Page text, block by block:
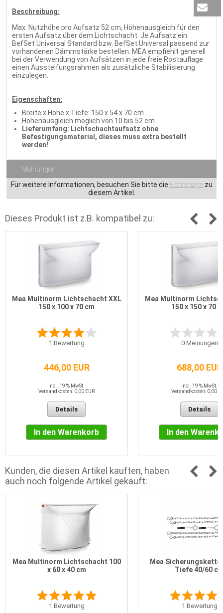
Beschreibung:
Max. Nutzhöhe pro Aufsatz 52 cm, Höhenausgleich für den
ersten Aufsatz über dem Lichtschacht. Je Aufsatz ein
BefSet Universal Standard bzw. BefSet Universal passend zur
vorhandenen Dämmstärke bestellen. MEA empfiehlt generell
bei der Verwendung von Aufsätzen in jede freie Rostauflage
einen Aussteifungsrahmen als zusätzliche Stabilisierung
einzulegen.
Eigenschaften:
Breite x Höhe x Tiefe: 150 x 54 x 70 cm
Höhenausgleich möglich von 10 bis 52 cm
Lieferumfang: Lichtschachtaufsatz ohne
Befestigungsmaterial, dieses muss extra bestellt
werden!
Meinungen
Für weitere Informationen, besuchen Sie bitte die Homepagezu
diesem Artikel.
Dieses Produkt ist z.B. kompatibel zu:
Mea Multinorm Lichtschacht XXL
150 x 100 x 70 cm
1 Bewertung
446,00 EUR
incl. 19 % MwSt.
Versandkosten: 0,00 EUR
Details
In den Warenkorb
Mea Multinorm
150 x 150 x 70
0Meinungen
688,00 EUR
incl. 19 % MwSt.
Versandkosten: 0,00
Details
In den
Kunden, die diesen Artikel kauften, haben
auch noch folgende Artikel gekauft:
Mea Multinorm Lichtschacht 100
x 60 x 40 cm
1 Bewertung
Mea
Tiefe 40/60
1 Bewertung